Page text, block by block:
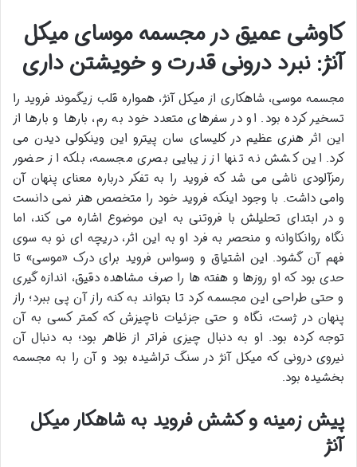
کاوشی عمیق در مجسمه موسای میکل
آنژ: نبرد درونی قدرت و خویشتن داری
مجسمه موسی، شاهکاری از میکل آنژ، همواره قلب زیگموند فروید را
تسخیر کرده بود. او در سفرهای متعدد خود به رم، بارها و بارها از
این اثر هنری عظیم در کلیسای سان پیترو این وینکولی دیدن می
کرد. این کشش نه تنها از زیبایی بصری مجسمه، بلکه از حضور
رمزآلودی ناشی می شد که فروید را به تفکر درباره معنای پنهان آن
وامی داشت. با وجود اینکه فروید خود را متخصص هنر نمی دانست
و در ابتدای تحلیلش با فروتنی به این موضوع اشاره می کند، اما
نگاه روانکاوانه و منحصر به فرد او به این اثر، دریچه ای نو به سوی
فهم آن گشود. این اشتیاق و وسواس فروید برای درک «موسی» تا
حدی بود که او روزها و هفته ها را صرف مشاهده دقیق، اندازه گیری
و حتی طراحی این مجسمه کرد تا بتواند به کنه راز آن پی ببرد؛ راز
پنهان در ژست، نگاه و حتی جزئیات ناچیزش که کمتر کسی به آن
توجه کرده بود. او به دنبال چیزی فراتر از ظاهر بود؛ به دنبال آن
نیروی درونی که میکل آنژ در سنگ تراشیده بود و آن را به مجسمه
بخشیده بود.
پیش زمینه و کشش فروید به شاهکار میکل
آنژ